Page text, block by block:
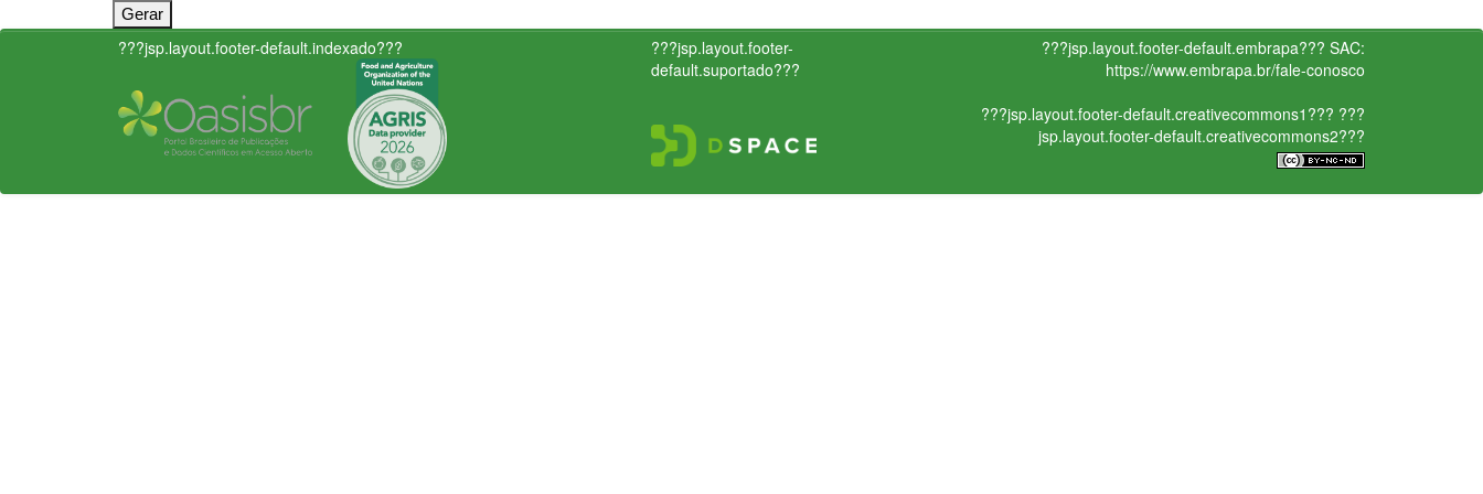
???jsp.layout.footer-default.indexado???
???jsp.layout.footer-
default.suportado???
???jsp.layout.footer-default.embrapa??? SAC:
https://www.embrapa.br/fale-conosco
???jsp.layout.footer-default.creativecommons1??? ???
jsp.layout.footer-default.creativecommons2???